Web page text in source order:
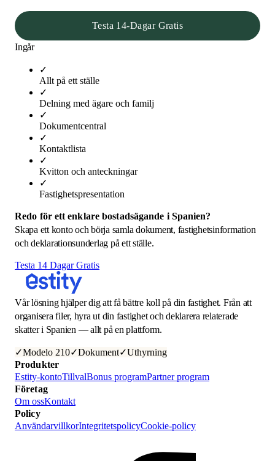
Testa 14-Dagar Gratis
Ingår
✓
Allt på ett ställe
✓
Delning med ägare och familj
✓
Dokumentcentral
✓
Kontaktlista
✓
Kvitton och anteckningar
✓
Fastighetspresentation
Redo för ett enklare bostadsägande i Spanien?
Skapa ett konto och börja samla dokument, fastighetsinformation
och deklarationsunderlag på ett ställe.
Testa 14 Dagar Gratis
Vår lösning hjälper dig att få bättre koll på din fastighet. Från att
organisera filer, hyra ut din fastighet och deklarera relaterade
skatter i Spanien — allt på en plattform.
✓Modelo 210✓Dokument✓Uthyrning
Produkter
Estity-kontoTillvalBonus programPartner program
Företag
Om ossKontakt
Policy
AnvändarvillkorIntegritetspolicyCookie-policy